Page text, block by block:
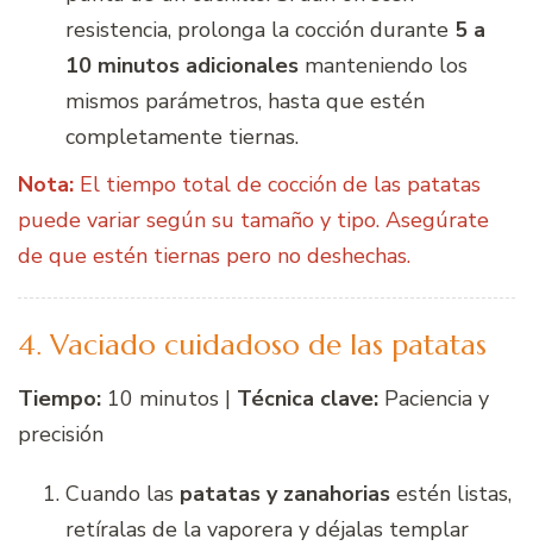
resistencia, prolonga la cocción durante 5 a
10 minutos adicionales manteniendo los
mismos parámetros, hasta que estén
completamente tiernas.
Nota: El tiempo total de cocción de las patatas
puede variar según su tamaño y tipo. Asegúrate
de que estén tiernas pero no deshechas.
4. Vaciado cuidadoso de las patatas
Tiempo: 10 minutos | Técnica clave: Paciencia y
precisión
Cuando las patatas y zanahorias estén listas,
retíralas de la vaporera y déjalas templar